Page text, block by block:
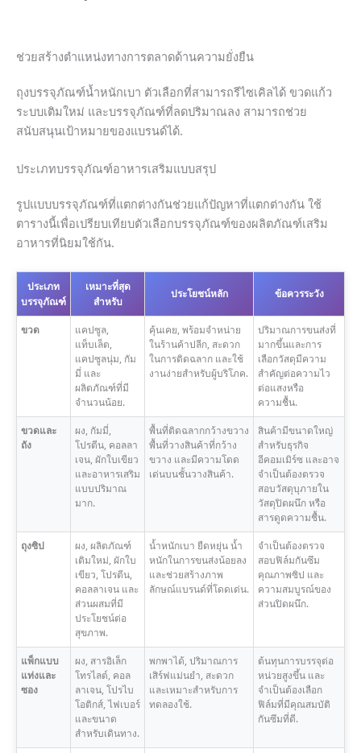
ช่วยสร้างตำแหน่งทางการตลาดด้านความยั่งยืน
ถุงบรรจุภัณฑ์น้ำหนักเบา ตัวเลือกที่สามารถรีไซเคิลได้ ขวดแก้ว
ระบบเติมใหม่ และบรรจุภัณฑ์ที่ลดปริมาณลง สามารถช่วย
สนับสนุนเป้าหมายของแบรนด์ได้.
ประเภทบรรจุภัณฑ์อาหารเสริมแบบสรุป
รูปแบบบรรจุภัณฑ์ที่แตกต่างกันช่วยแก้ปัญหาที่แตกต่างกัน ใช้
ตารางนี้เพื่อเปรียบเทียบตัวเลือกบรรจุภัณฑ์ของผลิตภัณฑ์เสริม
อาหารที่นิยมใช้กัน.
ประเภท
บรรจุภัณฑ์
เหมาะที่สุด
สำหรับ
ประโยชน์หลัก ข้อควรระวัง
ขวด
แคปซูล,
แท็บเล็ต,
แคปซูลนุ่ม, กัม
มี่ และ
ผลิตภัณฑ์ที่มี
จำนวนน้อย.
คุ้นเคย, พร้อมจำหน่าย
ในร้านค้าปลีก, สะดวก
ในการติดฉลาก และใช้
งานง่ายสำหรับผู้บริโภค.
ปริมาณการขนส่งที่
มากขึ้นและการ
เลือกวัสดุมีความ
สำคัญต่อความไว
ต่อแสงหรือ
ความชื้น.
ขวดและ
ถัง
ผง, กัมมี่,
โปรตีน, คอลลา
เจน, ผักใบเขียว
และอาหารเสริม
แบบปริมาณ
มาก.
พื้นที่ติดฉลากกว้างขวาง
พื้นที่วางสินค้าที่กว้าง
ขวาง และมีความโดด
เด่นบนชั้นวางสินค้า.
สินค้ามีขนาดใหญ่
สำหรับธุรกิจ
อีคอมเมิร์ซ และอาจ
จำเป็นต้องตรวจ
สอบวัสดุบุภายใน
วัสดุปิดผนึก หรือ
สารดูดความชื้น.
ถุงซิป
ผง, ผลิตภัณฑ์
เติมใหม่, ผักใบ
เขียว, โปรตีน,
คอลลาเจน และ
ส่วนผสมที่มี
ประโยชน์ต่อ
สุขภาพ.
น้ำหนักเบา ยืดหยุ่น น้ำ
หนักในการขนส่งน้อยลง
และช่วยสร้างภาพ
ลักษณ์แบรนด์ที่โดดเด่น.
จำเป็นต้องตรวจ
สอบฟิล์มกันซึม
คุณภาพซิป และ
ความสมบูรณ์ของ
ส่วนปิดผนึก.
แพ็กแบบ
แท่งและ
ซอง
ผง, สารอิเล็ก
โทรไลต์, คอล
ลาเจน, โปรไบ
โอติกส์, ไฟเบอร์
และขนาด
สำหรับเดินทาง.
พกพาได้, ปริมาณการ
เสิร์ฟแม่นยำ, สะดวก
และเหมาะสำหรับการ
ทดลองใช้.
ต้นทุนการบรรจุต่อ
หน่วยสูงขึ้น และ
จำเป็นต้องเลือก
ฟิล์มที่มีคุณสมบัติ
กันซึมที่ดี.